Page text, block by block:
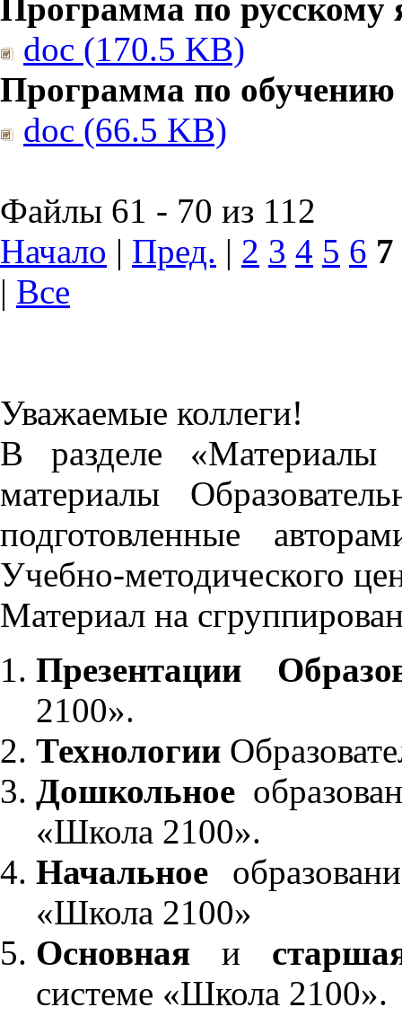
Программа по русскому
doc (170.5 KB)
Программа по обучению
doc (66.5 KB)
Файлы 61 - 70 из 112
Начало | Пред. | 2 3 4 5 6 7
| Все
Уважаемые коллеги!
В разделе «Материалы
материалы
подготовленные
Учебно-методического
Материал на
Презентации
2100».
Технологии
Дошкольное
«Школа 2100».
Начальное
«Школа 2100»
Основнаяи
системе «Школа 2100».